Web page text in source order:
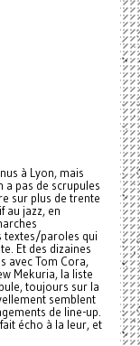
à Lyon, mais
pas de scrupules
sur plus de trente
au jazz, en
textes/paroles qui
Et des dizaines
avec Tom Cora,
Mekuria, la liste
toujours sur la
semblent
de line-up.
écho à la leur, et